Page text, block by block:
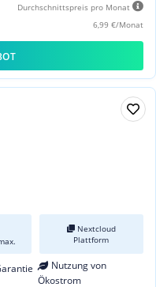
Durchschnittspreis pro Monat
6,99 €/Monat
Nextcloud
Plattform
Nutzung von
Ökostrom